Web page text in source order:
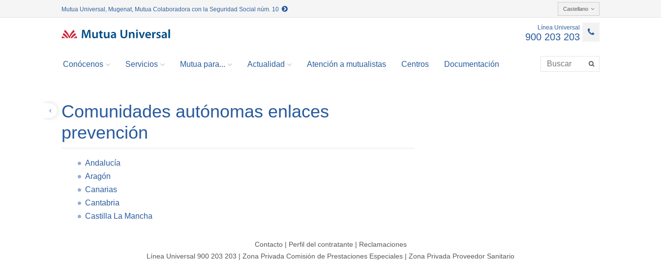
Mutua Universal, Mugenat, Mutua Colaboradora con la Seguridad Social núm. 10 Castellano
Línea Universal
900 203 203
Conócenos Servicios Mutua para... Actualidad Atención a mutualistas Centros Documentación
Comunidades autónomas enlaces
prevención
Andalucía
Aragón
Canarias
Cantabria
Castilla La Mancha
Contacto| Perfil del contratante | Reclamaciones
Línea Universal 900 203 203 | Zona Privada Comisión de Prestaciones Especiales | Zona Privada Proveedor Sanitario